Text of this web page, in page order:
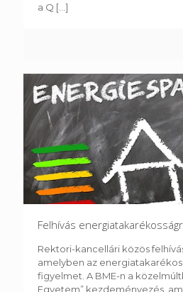
a Q [...]
Felhívás
Rektori-kancellári közös
amelyben az
figyelmet. A BME-n a
Egyetem” kezdeményezés,